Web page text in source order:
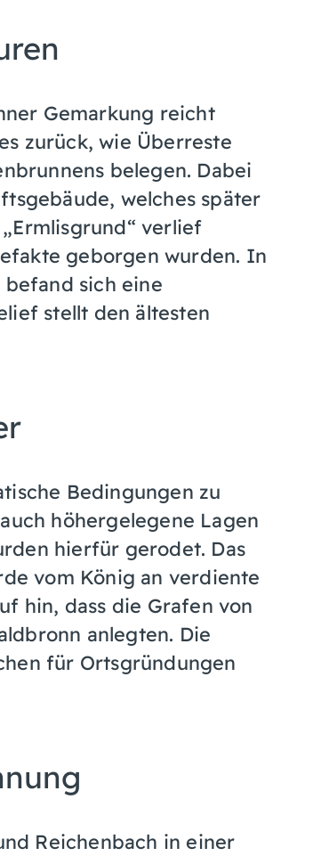
Gemarkung reicht
zurück, wie Überreste
belegen. Dabei
welches später
verlief
geborgen wurden. In
sich eine
stellt den ältesten
Bedingungen zu
höhergelegene Lagen
hierfür gerodet. Das
vom König an verdiente
hin, dass die Grafen von
anlegten. Die
für Ortsgründungen
Reichenbach in einer